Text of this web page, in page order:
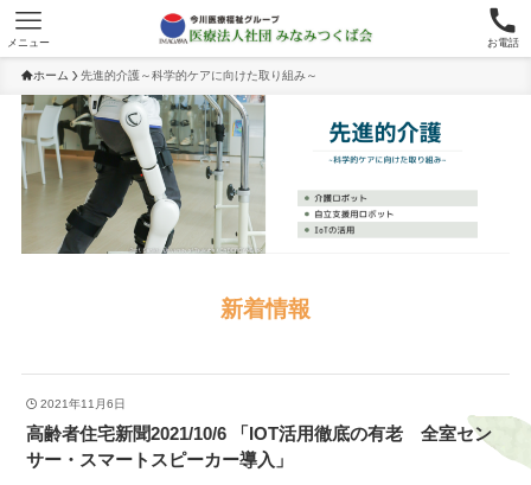
お電話
メニュー
ホーム 先進的介護～科学的ケアに向けた取り組み～
新着情報
2021年11月6日
高齢者住宅新聞2021/10/6 「IOT活用徹底の有老 全室セン
サー・スマートスピーカー導入」